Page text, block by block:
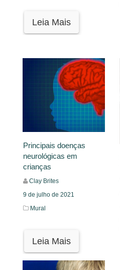
Leia Mais
Principais doenças
neurológicas em
crianças
Clay Brites
9 de julho de 2021
Mural
Leia Mais